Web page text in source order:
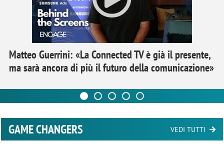
Matteo Guerrini: «La Connected TV è già il presente,
ma sarà ancora di più il futuro della comunicazione»
GAME CHANGERS VEDI TUTTI